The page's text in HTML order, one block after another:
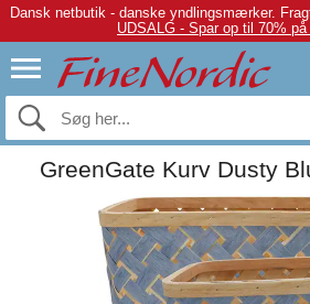
Dansk netbutik - danske yndlingsmærker.
UDSALG - Spar op til 70% på
GreenGate Kurv Dusty